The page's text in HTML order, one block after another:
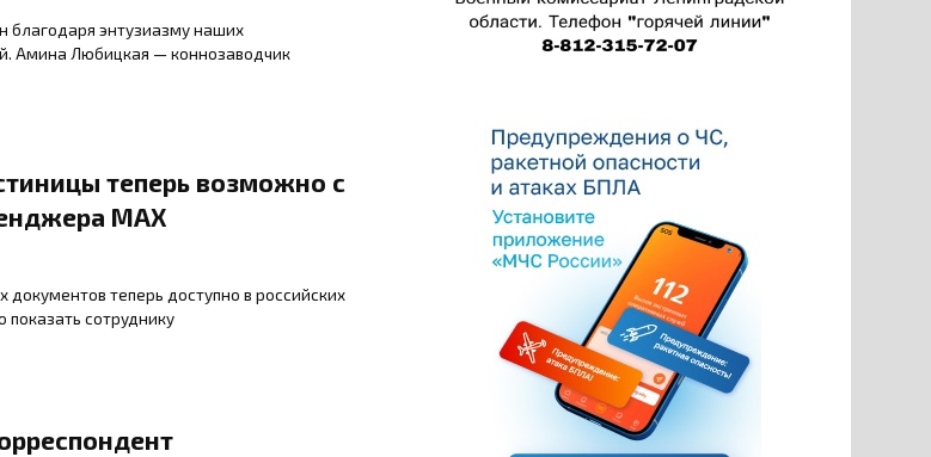
благодаря энтузиазму наших
Амина Любицкая — коннозаводчик
теперь возможно с
MAX
теперь доступно в российских
показать сотруднику